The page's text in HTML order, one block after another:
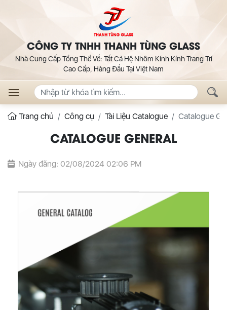
CÔNG TY TNHH THANH TÙNG GLASS
Nhà Cung Cấp Tổng Thể Về: Tất Cả Hệ Nhôm Kính Kính Trang Trí
Cao Cấp, Hàng Đầu Tại Việt Nam
Trang chủ Công cụ Tài Liệu Catalogue Catalogue
CATALOGUE GENERAL
Ngày đăng: 02/08/2024 02:06 PM